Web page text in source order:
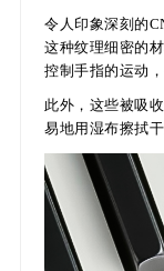
令人印象深刻的
这种纹理细密的
控制手指的运动
此外，这些被吸
易地用湿布擦拭干